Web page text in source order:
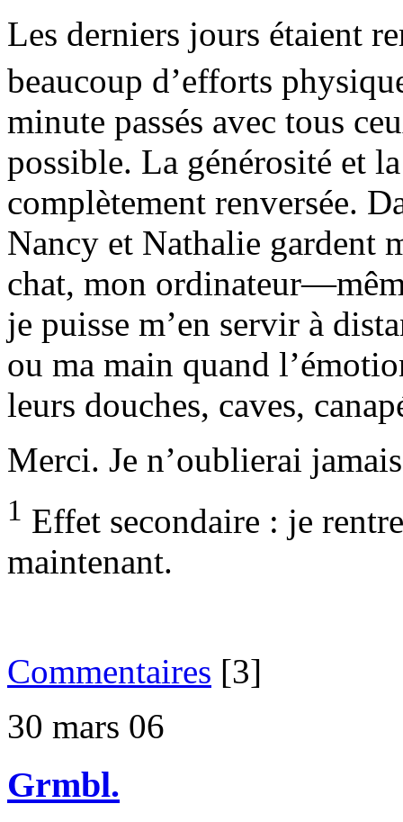
Les derniers jours étaient
beaucoup d’efforts
minute passés avec tous
possible. La générosité et
complètement renversée.
Nancy et Nathalie gardent
chat, mon
je puisse m’en servir à
ou ma main quand
leurs douches, caves,
Merci. Je n’oublierai
1 Effet secondaire : je
maintenant.
Commentaires [3]
30 mars 06
Grmbl.